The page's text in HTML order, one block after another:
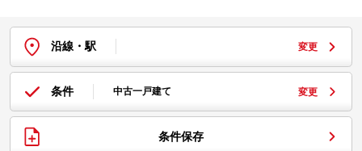
沿線・駅 変更
条件 中古一戸建て 変更
条件保存